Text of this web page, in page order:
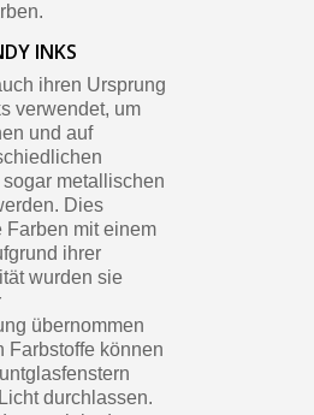
INKS
ihren Ursprung
verwendet, um
und auf
metallischen
Dies
mit einem
ihrer
wurden sie
übernommen
Farbstoffe können
durchlassen.